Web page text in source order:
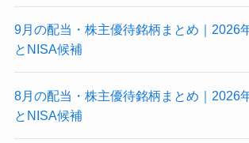
9月の配当・株主優待銘柄まとめ｜2026
とNISA候補
8月の配当・株主優待銘柄まとめ｜2026
とNISA候補